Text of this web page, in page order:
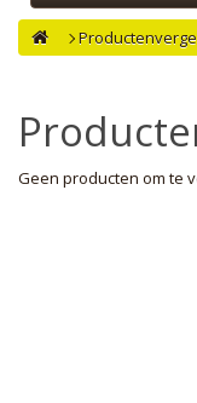
Geen producten om te